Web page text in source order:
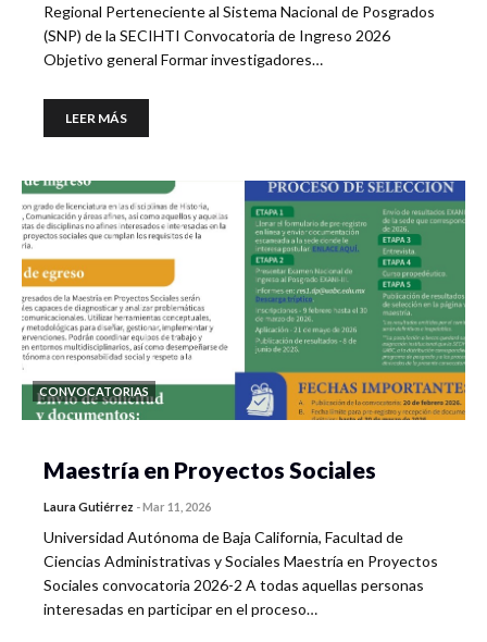
Regional Perteneciente al Sistema Nacional de Posgrados
(SNP) de la SECIHTI Convocatoria de Ingreso 2026
Objetivo general Formar investigadores…
LEER MÁS
CONVOCATORIAS
Maestría en Proyectos Sociales
Laura Gutiérrez -Mar 11, 2026
Universidad Autónoma de Baja California, Facultad de
Ciencias Administrativas y Sociales Maestría en Proyectos
Sociales convocatoria 2026-2 A todas aquellas personas
interesadas en participar en el proceso…